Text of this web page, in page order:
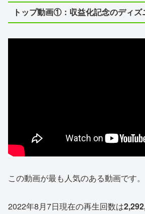
トップ動画①：収益化記念のディズ
この動画が最も人気のある動画です。
2022年8月7日現在の再生回数は